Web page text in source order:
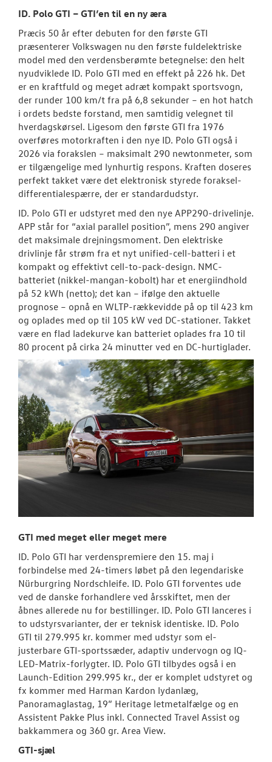
ID. Polo GTI – GTI’en til en ny æra
Præcis 50 år efter debuten for den første GTI
præsenterer Volkswagen nu den første fuldelektriske
model med den verdensberømte betegnelse: den helt
nyudviklede ID. Polo GTI med en effekt på 226 hk. Det
er en kraftfuld og meget adræt kompakt sportsvogn,
der runder 100 km/t fra på 6,8 sekunder – en hot hatch
i ordets bedste forstand, men samtidig velegnet til
hverdagskørsel. Ligesom den første GTI fra 1976
overføres motorkraften i den nye ID. Polo GTI også i
2026 via forakslen – maksimalt 290 newtonmeter, som
er tilgængelige med lynhurtig respons. Kraften doseres
perfekt takket være det elektronisk styrede foraksel-
differentialespærre, der er standardudstyr.
ID. Polo GTI er udstyret med den nye APP290-drivelinje.
APP står for “axial parallel position”, mens 290 angiver
det maksimale drejningsmoment. Den elektriske
drivlinje får strøm fra et nyt unified-cell-batteri i et
kompakt og effektivt cell-to-pack-design. NMC-
batteriet (nikkel-mangan-kobolt) har et energiindhold
på 52 kWh (netto); det kan – ifølge den aktuelle
prognose – opnå en WLTP-rækkevidde på op til 423 km
og oplades med op til 105 kW ved DC-stationer. Takket
være en flad ladekurve kan batteriet oplades fra 10 til
80 procent på cirka 24 minutter ved en DC-hurtiglader.
GTI med meget eller meget mere
ID. Polo GTI har verdenspremiere den 15. maj i
forbindelse med 24-timers løbet på den legendariske
Nürburgring Nordschleife. ID. Polo GTI forventes ude
ved de danske forhandlere ved årsskiftet, men der
åbnes allerede nu for bestillinger. ID. Polo GTI lanceres i
to udstyrsvarianter, der er teknisk identiske. ID. Polo
GTI til 279.995 kr. kommer med udstyr som el-
justerbare GTI-sportssæder, adaptiv undervogn og IQ-
LED-Matrix-forlygter. ID. Polo GTI tilbydes også i en
Launch-Edition 299.995 kr., der er komplet udstyret og
fx kommer med Harman Kardon lydanlæg,
Panoramaglastag, 19” Heritage letmetalfælge og en
Assistent Pakke Plus inkl. Connected Travel Assist og
bakkammera og 360 gr. Area View.
GTI-sjæl